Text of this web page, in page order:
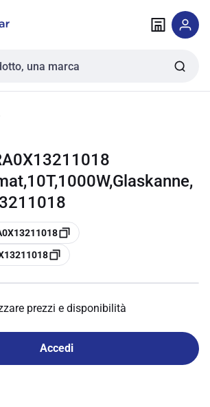
prezzi e disponibilità
Accedi